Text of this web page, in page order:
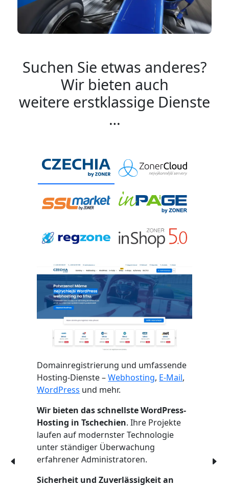
Suchen Sie etwas anderes?
Wir bieten auch
weitere erstklassige Dienste
…
Domainregistrierung und umfassende
Hosting-Dienste –Webhosting, E-Mail,
WordPress und mehr.
Wir bieten das schnellste WordPress-
Hosting in Tschechien. Ihre Projekte
laufen auf modernster Technologie
unter ständiger Überwachung
erfahrener Administratoren.
Sicherheit und Zuverlässigkeit an